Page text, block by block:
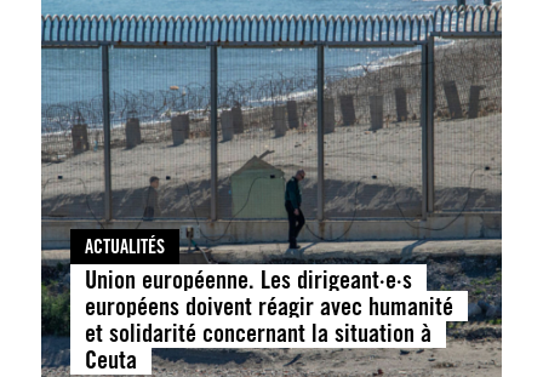
ACTUALITÉS
Union européenne. Les dirigeant·e·s
européens doivent réagir avec humanité
et solidarité concernant la situation à
Ceuta